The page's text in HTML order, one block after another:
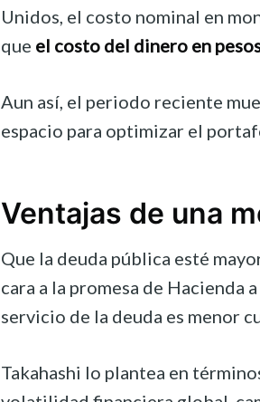
Unidos, el costo nominal en
que el costo del dinero en
Aun así, el periodo reciente
espacio para optimizar el
Ventajas de una
Que la deuda pública esté
cara a la promesa de Hacienda
servicio de la deuda es menor
Takahashi lo plantea en